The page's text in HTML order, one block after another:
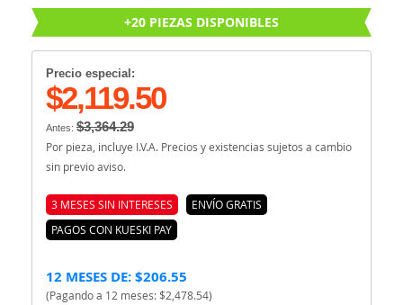
+20 PIEZAS DISPONIBLES
Precio especial:
$2,119.50
Antes: $3,364.29
Por pieza, incluye I.V.A. Precios y existencias sujetos a cambio
sin previo aviso.
3 MESES SIN INTERESES
ENVÍO GRATIS
PAGOS CON KUESKI PAY
12 MESES DE: $206.55
(Pagando a 12 meses: $2,478.54)